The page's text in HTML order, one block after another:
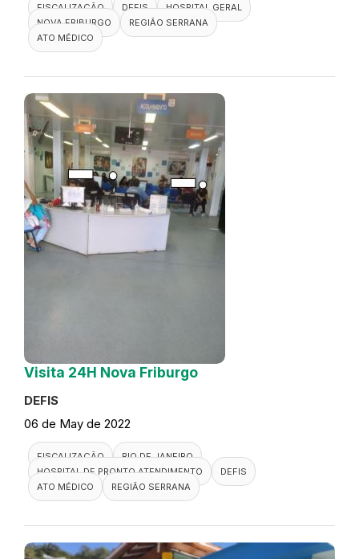
FISCALIZAÇÃO DEFIS
HOSPITAL GERAL
NOVA FRIBURGO
REGIÃO SERRANA
ATO MÉDICO
Visita 24H Nova Friburgo
DEFIS
06 de May de 2022
FISCALIZAÇÃO
RIO DE JANEIRO
HOSPITAL DE PRONTO ATENDIMENTO
DEFIS
ATO MÉDICO
REGIÃO SERRANA